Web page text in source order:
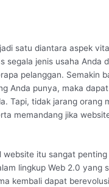
satu diantara aspek
segala jenis usaha Anda
pelanggan. Semakin
Anda punya, maka
Tapi, tidak jarang orang
memandang jika
website itu sangat penting
lingkup Web 2.0 yang
kembali dapat